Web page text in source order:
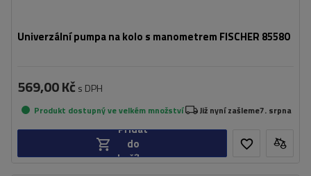
Univerzální pumpa na kolo s manometrem FISCHER 85580
569,00 Kč s DPH
Produkt dostupný ve velkém množství Již nyní zašleme7. srpna
Přidat
do
košíku